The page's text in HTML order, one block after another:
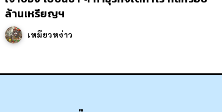
ล้านเหรียญฯ
เหมียวหง่าว